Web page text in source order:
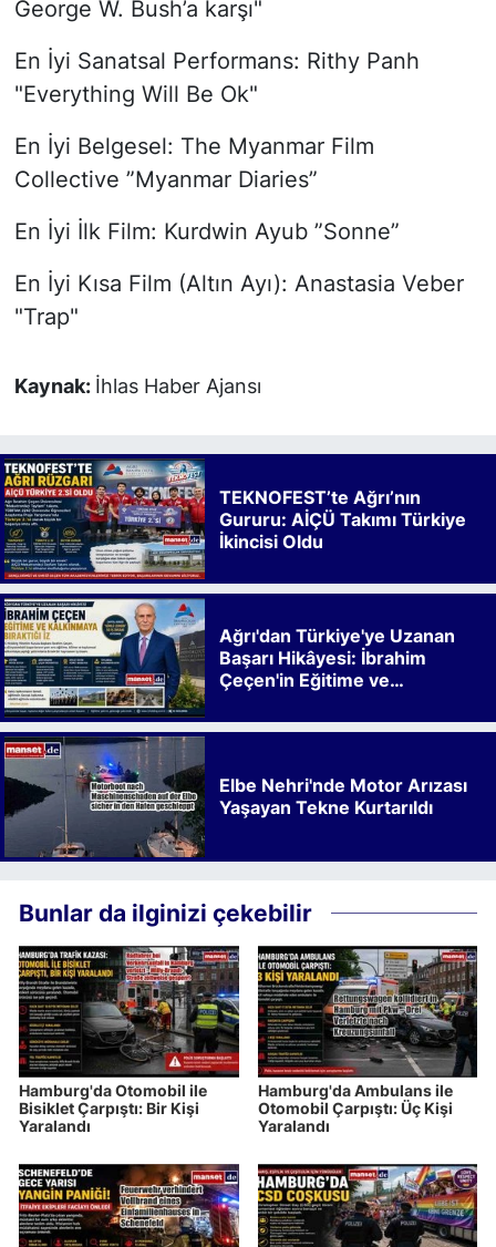
George W. Bush’a karşı"
En İyi Sanatsal Performans: Rithy Panh
"Everything Will Be Ok"
En İyi Belgesel: The Myanmar Film
Collective ”Myanmar Diaries”
En İyi İlk Film: Kurdwin Ayub ”Sonne”
En İyi Kısa Film (Altın Ayı): Anastasia Veber
"Trap"
Kaynak: İhlas Haber Ajansı
TEKNOFEST’te Ağrı’nın
Gururu: AİÇÜ Takımı Türkiye
İkincisi Oldu
Ağrı'dan Türkiye'ye Uzanan
Başarı Hikâyesi: İbrahim
Çeçen'in Eğitime ve
Elbe Nehri'nde Motor Arızası
Yaşayan Tekne Kurtarıldı
Bunlar da ilginizi çekebilir
Hamburg'da Otomobil ile
Bisiklet Çarpıştı: Bir Kişi
Yaralandı
Hamburg'da Ambulans ile
Otomobil Çarpıştı: Üç Kişi
Yaralandı